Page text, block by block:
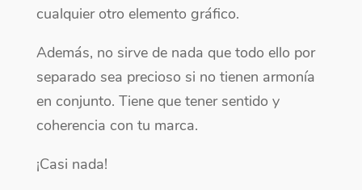
cualquier otro elemento gráfico.
Además, no sirve de nada que todo ello por
separado sea precioso si no tienen armonía
en conjunto. Tiene que tener sentido y
coherencia con tu marca.
¡Casi nada!